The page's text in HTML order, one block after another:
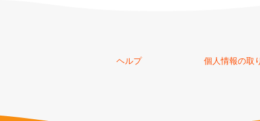
ヘルプ 個人情報の取